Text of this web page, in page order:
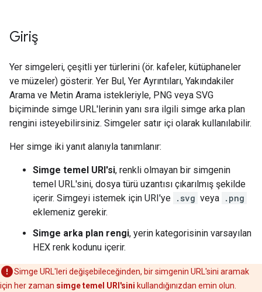
Giriş
Yer simgeleri, çeşitli yer türlerini (ör. kafeler, kütüphaneler
ve müzeler) gösterir. Yer Bul, Yer Ayrıntıları, Yakındakiler
Arama ve Metin Arama istekleriyle, PNG veya SVG
biçiminde simge URL'lerinin yanı sıra ilgili simge arka plan
rengini isteyebilirsiniz. Simgeler satır içi olarak kullanılabilir.
Her simge iki yanıt alanıyla tanımlanır:
Simge temel URI'si, renkli olmayan bir simgenin
temel URL'sini, dosya türü uzantısı çıkarılmış şekilde
içerir. Simgeyi istemek için URI'ye .svg veya .png
eklemeniz gerekir.
Simge arka plan rengi, yerin kategorisinin varsayılan
HEX renk kodunu içerir.
Simge URL'leri değişebileceğinden, bir simgenin URL'sini aramak
için her zaman simge temel URI'sini kullandığınızdan emin olun.